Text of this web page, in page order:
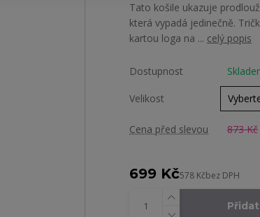
Tato košile ukazuje
která vypadá jedinečně.
kartou loga na ... celý popis
Dostupnost
Velikost
Cena před slevou 873 Kč
699 Kč578 Kčbez DPH